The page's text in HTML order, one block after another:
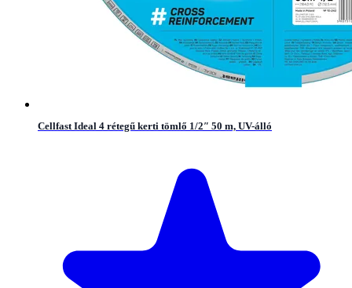
Cellfast Ideal 4 rétegű kerti tömlő 1/2″ 50 m, UV-álló